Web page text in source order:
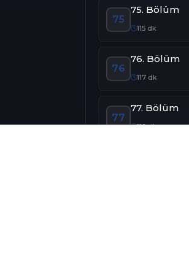
75
75. Bölüm
115 dk
76
76. Bölüm
117 dk
77
77. Bölüm
119 dk